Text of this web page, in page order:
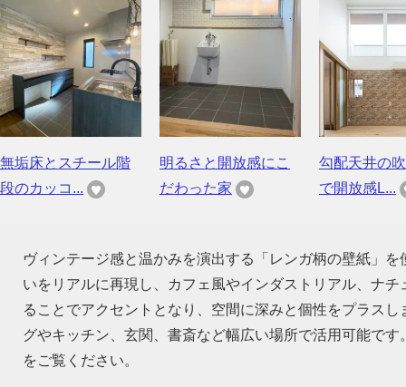
無垢床とスチール階
段のカッコ...
明るさと開放感にこ
だわった家
勾配天井の
で開放感L...
ヴィンテージ感と温かみを演出する「レンガ柄の壁紙」
いをリアルに再現し、カフェ風やインダストリアル、ナ
ることでアクセントとなり、空間に深みと個性をプラス
グやキッチン、玄関、書斎など幅広い場所で活用可能で
をご覧ください。